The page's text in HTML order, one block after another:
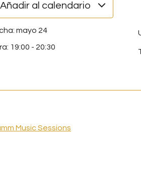
Añadir al calendario
mayo 24
19:00 - 20:30
Music Sessions